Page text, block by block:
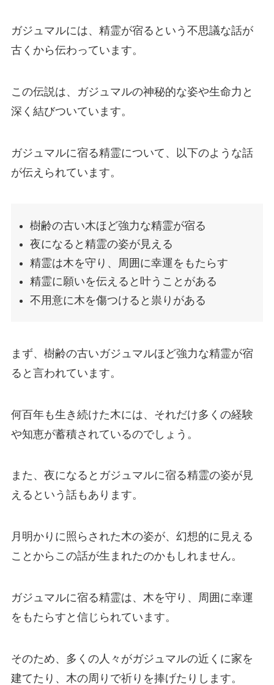
ガジュマルには、精霊が宿るという不思議な話が
古くから伝わっています。
この伝説は、ガジュマルの神秘的な姿や生命力と
深く結びついています。
ガジュマルに宿る精霊について、以下のような話
が伝えられています。
樹齢の古い木ほど強力な精霊が宿る
夜になると精霊の姿が見える
精霊は木を守り、周囲に幸運をもたらす
精霊に願いを伝えると叶うことがある
不用意に木を傷つけると祟りがある
まず、樹齢の古いガジュマルほど強力な精霊が宿
ると言われています。
何百年も生き続けた木には、それだけ多くの経験
や知恵が蓄積されているのでしょう。
また、夜になるとガジュマルに宿る精霊の姿が見
えるという話もあります。
月明かりに照らされた木の姿が、幻想的に見える
ことからこの話が生まれたのかもしれません。
ガジュマルに宿る精霊は、木を守り、周囲に幸運
をもたらすと信じられています。
そのため、多くの人々がガジュマルの近くに家を
建てたり、木の周りで祈りを捧げたりします。